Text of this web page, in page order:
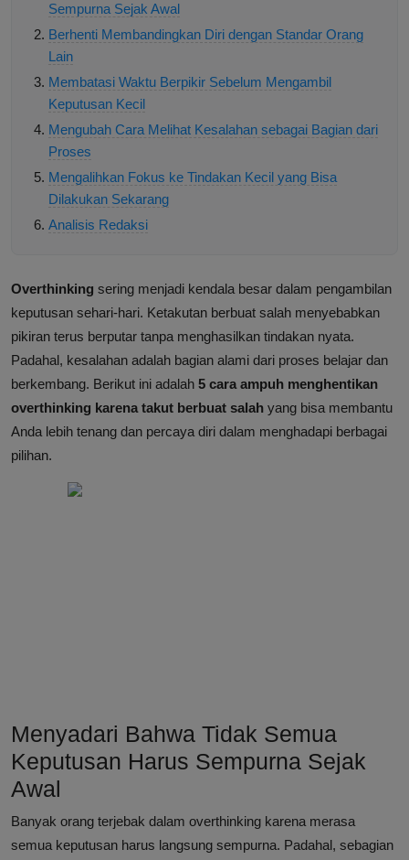
Sempurna Sejak Awal
Berhenti Membandingkan Diri dengan Standar Orang
Lain
Membatasi Waktu Berpikir Sebelum Mengambil
Keputusan Kecil
Mengubah Cara Melihat Kesalahan sebagai Bagian dari
Proses
Mengalihkan Fokus ke Tindakan Kecil yang Bisa
Dilakukan Sekarang
Analisis Redaksi
Overthinking sering menjadi kendala besar dalam pengambilan
keputusan sehari-hari. Ketakutan berbuat salah menyebabkan
pikiran terus berputar tanpa menghasilkan tindakan nyata.
Padahal, kesalahan adalah bagian alami dari proses belajar dan
berkembang. Berikut ini adalah 5 cara ampuh menghentikan
overthinking karena takut berbuat salah yang bisa membantu
Anda lebih tenang dan percaya diri dalam menghadapi berbagai
pilihan.
Menyadari Bahwa Tidak Semua
Keputusan Harus Sempurna Sejak
Awal
Banyak orang terjebak dalam overthinking karena merasa
semua keputusan harus langsung sempurna. Padahal, sebagian